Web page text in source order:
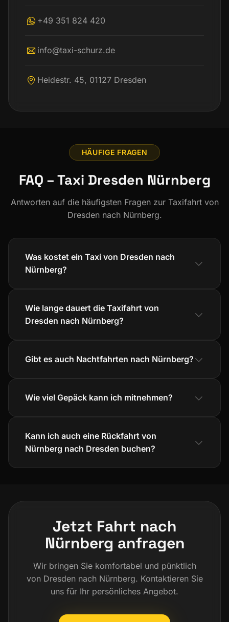
+49 351 824 420
info@taxi-schurz.de
Heidestr. 45, 01127 Dresden
HÄUFIGE FRAGEN
FAQ – Taxi Dresden Nürnberg
Antworten auf die häufigsten Fragen zur Taxifahrt von
Dresden nach Nürnberg.
Was kostet ein Taxi von Dresden nach
Nürnberg?
Wie lange dauert die Taxifahrt von
Dresden nach Nürnberg?
Gibt es auch Nachtfahrten nach Nürnberg?
Wie viel Gepäck kann ich mitnehmen?
Kann ich auch eine Rückfahrt von
Nürnberg nach Dresden buchen?
Jetzt Fahrt nach
Nürnberg anfragen
Wir bringen Sie komfortabel und pünktlich
von Dresden nach Nürnberg. Kontaktieren Sie
uns für Ihr persönliches Angebot.